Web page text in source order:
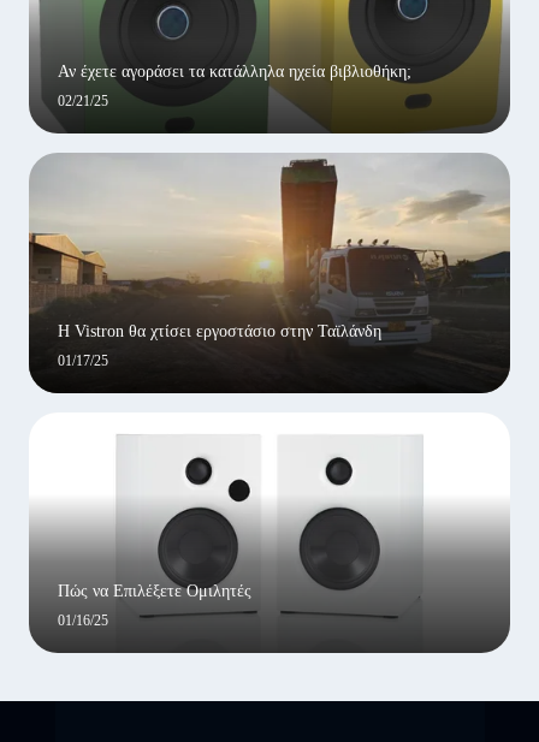
Αν έχετε αγοράσει τα κατάλληλα ηχεία βιβλιοθήκη;
02/21/25
Η Vistron θα χτίσει εργοστάσιο στην Ταϊλάνδη
01/17/25
Πώς να Επιλέξετε Ομιλητές
01/16/25